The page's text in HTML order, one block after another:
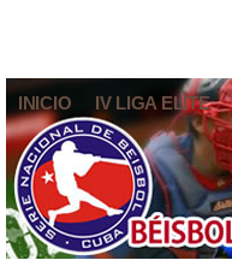
INICIO IV LIGA ELITE